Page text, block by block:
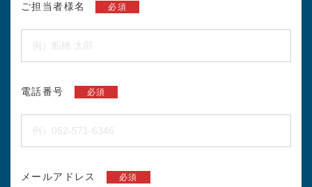
ご担当者様名 必須
電話番号 必須
メールアドレス 必須